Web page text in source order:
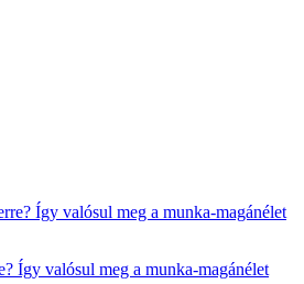
Így valósul meg a munka-magánélet